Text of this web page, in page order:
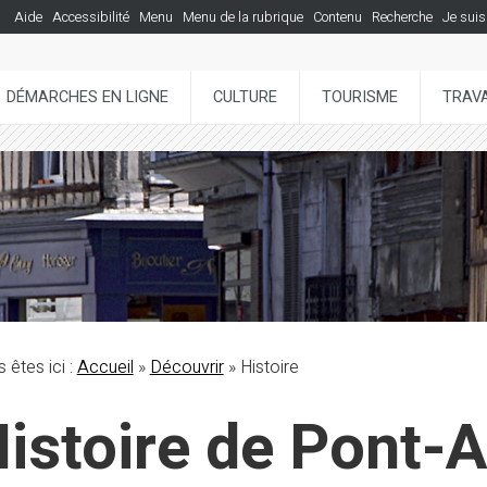
Aide Accessibilité Menu Menu de la rubrique Contenu Recherche Je suis
DÉMARCHES EN LIGNE CULTURE TOURISME
êtes ici :Accueil»Découvrir» Histoire
de Pont-